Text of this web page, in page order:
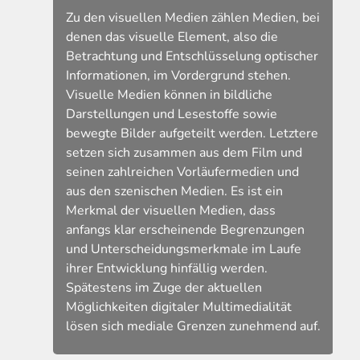
Zu den visuellen Medien zählen Medien, bei
denen das visuelle Element, also die
Betrachtung und Entschlüsselung optischer
Informationen, im Vordergrund stehen.
Visuelle Medien können in bildliche
Darstellungen und Lesestoffe sowie
bewegte Bilder aufgeteilt werden. Letztere
setzen sich zusammen aus dem Film und
seinen zahlreichen Vorläufermedien und
aus den szenischen Medien. Es ist ein
Merkmal der visuellen Medien, dass
anfangs klar erscheinende Begrenzungen
und Unterscheidungsmerkmale im Laufe
ihrer Entwicklung hinfällig werden.
Spätestens im Zuge der aktuellen
Möglichkeiten digitaler Multimedialität
lösen sich mediale Grenzen zunehmend auf.